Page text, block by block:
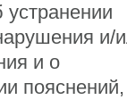
устранении
и/
и о